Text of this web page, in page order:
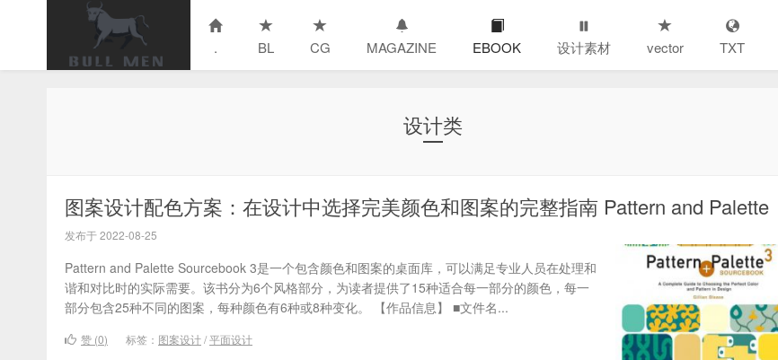
. BL CG MAGAZINE EBOOK 设计素材 vector TXT
设计类
图案设计配色方案：在设计中选择完美颜色和图案的完整指南 Pattern and Palette
发布于 2022-08-25
Pattern and Palette Sourcebook 3是一个包含颜色和图案的桌面库，可以满足专业人员在处理和
谐和对比时的实际需要。该书分为6个风格部分，为读者提供了15种适合每一部分的颜色，每一
部分包含25种不同的图案，每种颜色有6种或8种变化。 【作品信息】 ■文件名...
赞 (0) 标签： 图案设计/平面设计